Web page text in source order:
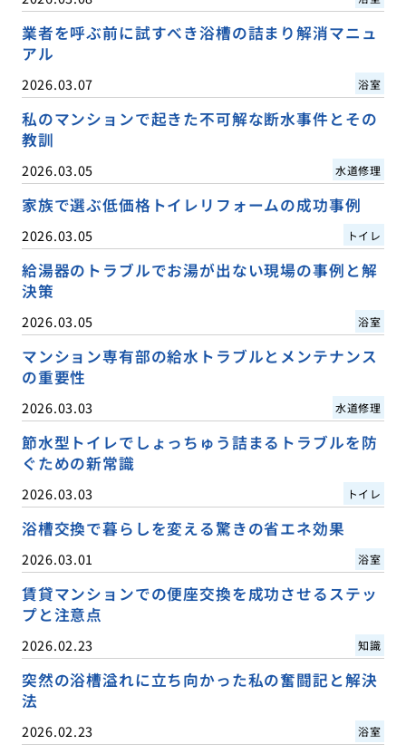
業者を呼ぶ前に試すべき浴槽の詰まり解消マニュ
アル
2026.03.07 浴室
私のマンションで起きた不可解な断水事件とその
教訓
2026.03.05 水道修理
家族で選ぶ低価格トイレリフォームの成功事例
2026.03.05 トイレ
給湯器のトラブルでお湯が出ない現場の事例と解
決策
2026.03.05 浴室
マンション専有部の給水トラブルとメンテナンス
の重要性
2026.03.03 水道修理
節水型トイレでしょっちゅう詰まるトラブルを防
ぐための新常識
2026.03.03 トイレ
浴槽交換で暮らしを変える驚きの省エネ効果
2026.03.01 浴室
賃貸マンションでの便座交換を成功させるステッ
プと注意点
2026.02.23 知識
突然の浴槽溢れに立ち向かった私の奮闘記と解決
法
2026.02.23 浴室